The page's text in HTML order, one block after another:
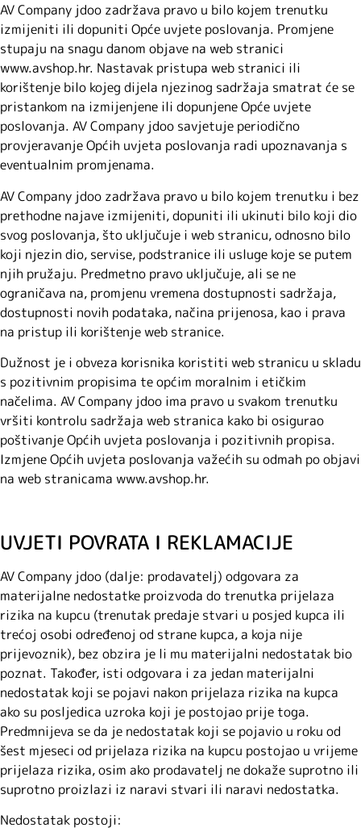
AV Company jdoo zadržava pravo u bilo kojem trenutku
izmijeniti ili dopuniti Opće uvjete poslovanja. Promjene
stupaju na snagu danom objave na web stranici
www.avshop.hr. Nastavak pristupa web stranici ili
korištenje bilo kojeg dijela njezinog sadržaja smatrat će se
pristankom na izmijenjene ili dopunjene Opće uvjete
poslovanja. AV Company jdoo savjetuje periodično
provjeravanje Općih uvjeta poslovanja radi upoznavanja s
eventualnim promjenama.
AV Company jdoo zadržava pravo u bilo kojem trenutku i bez
prethodne najave izmijeniti, dopuniti ili ukinuti bilo koji dio
svog poslovanja, što uključuje i web stranicu, odnosno bilo
koji njezin dio, servise, podstranice ili usluge koje se putem
njih pružaju. Predmetno pravo uključuje, ali se ne
ograničava na, promjenu vremena dostupnosti sadržaja,
dostupnosti novih podataka, načina prijenosa, kao i prava
na pristup ili korištenje web stranice.
Dužnost je i obveza korisnika koristiti web stranicu u skladu
s pozitivnim propisima te općim moralnim i etičkim
načelima. AV Company jdoo ima pravo u svakom trenutku
vršiti kontrolu sadržaja web stranica kako bi osigurao
poštivanje Općih uvjeta poslovanja i pozitivnih propisa.
Izmjene Općih uvjeta poslovanja važećih su odmah po objavi
na web stranicama www.avshop.hr.
UVJETI POVRATA I REKLAMACIJE
AV Company jdoo (dalje: prodavatelj) odgovara za
materijalne nedostatke proizvoda do trenutka prijelaza
rizika na kupcu (trenutak predaje stvari u posjed kupca ili
trećoj osobi određenoj od strane kupca, a koja nije
prijevoznik), bez obzira je li mu materijalni nedostatak bio
poznat. Također, isti odgovara i za jedan materijalni
nedostatak koji se pojavi nakon prijelaza rizika na kupca
ako su posljedica uzroka koji je postojao prije toga.
Predmnijeva se da je nedostatak koji se pojavio u roku od
šest mjeseci od prijelaza rizika na kupcu postojao u vrijeme
prijelaza rizika, osim ako prodavatelj ne dokaže suprotno ili
suprotno proizlazi iz naravi stvari ili naravi nedostatka.
Nedostatak postoji: